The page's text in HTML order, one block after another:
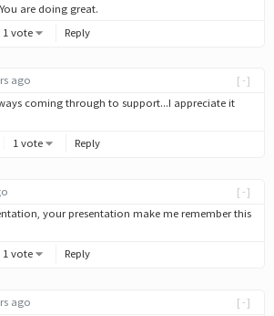
are doing great.
1 vote Reply
[-]
ago
coming through to support...I appreciate it
1 vote Reply
[-]
your presentation make me remember this
1 vote Reply
[-]
ago